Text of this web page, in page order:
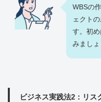
WBSの
ェクト
す。初
みましょ
ビジネス実践法2：リス